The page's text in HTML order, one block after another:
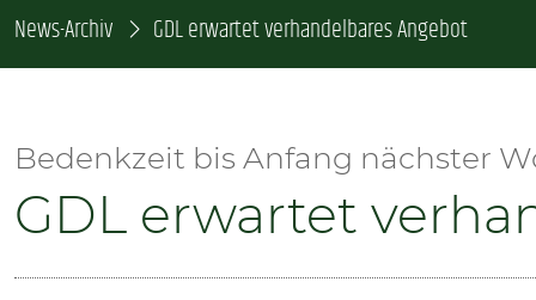
ÜBER UNS
GDL-JUGEND
BEAMTE
News-Archiv GDL erwartet verhandelbares Angebot
Bedenkzeit bis Anfang nächster
GDL erwartet